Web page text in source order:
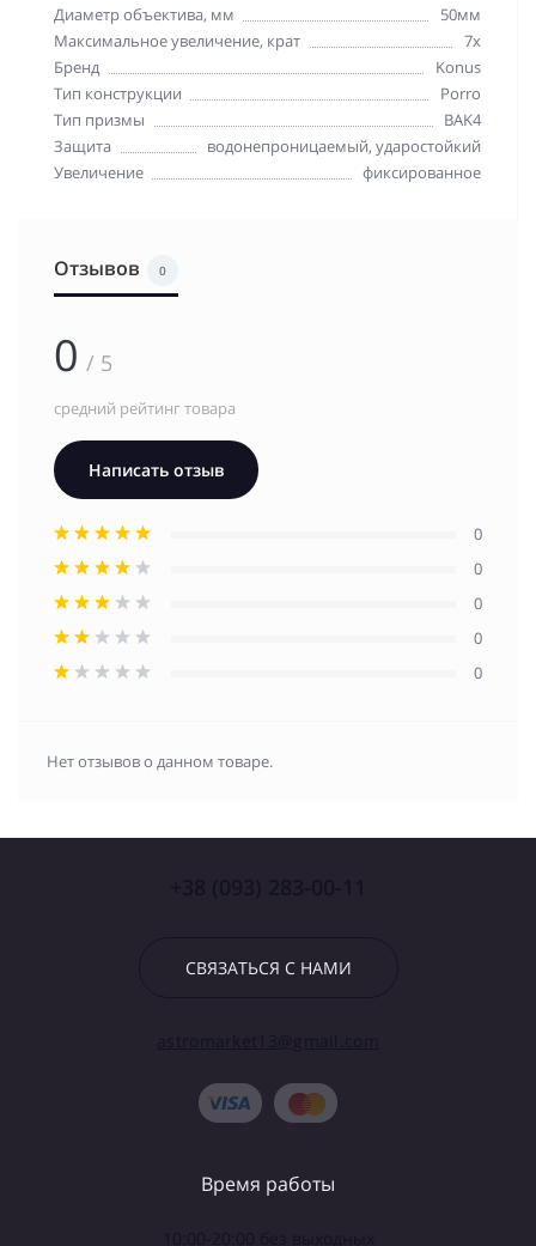
Диаметр объектива, мм
50мм
Максимальное увеличение, крат
7x
Бренд
Konus
Тип конструкции
Porro
Тип призмы
BAK4
Защита
водонепроницаемый, ударостойкий
Увеличение
фиксированное
Отзывов 0
0 / 5
средний рейтинг товара
Написать отзыв
0
0
0
0
0
Нет отзывов о данном товаре.
СВЯЗАТЬСЯ С НАМИ
Время работы